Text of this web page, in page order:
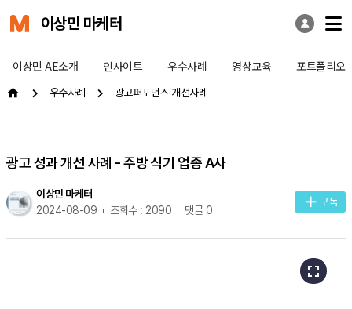
이상민 마케터
이상민 AE소개 인사이트 우수사례 영상교육 포트폴리오
우수사례 광고퍼포먼스 개선사례
광고 성과 개선 사례 - 주방 식기 업종 A사
이상민 마케터
2024-08-09
조회수 : 2090 댓글 0
구독